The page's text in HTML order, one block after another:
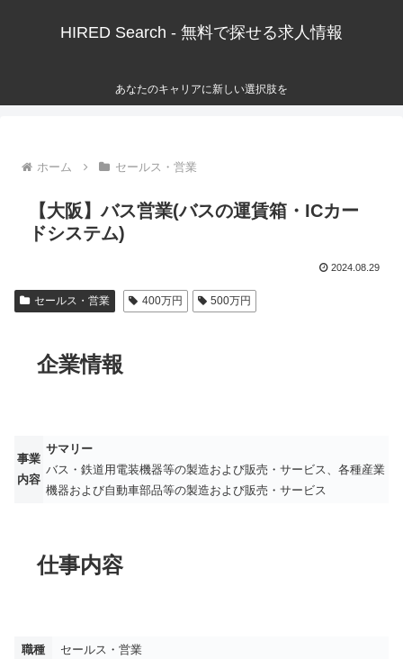
HIRED Search - 無料で探せる求人情報
あなたのキャリアに新しい選択肢を
ホーム セールス・営業
【大阪】バス営業(バスの運賃箱・ICカー
ドシステム)
2024.08.29
セールス・営業 400万円 500万円
企業情報
事業
内容
サマリー
バス・鉄道用電装機器等の製造および販売・サービス、各種産業
機器および自動車部品等の製造および販売・サービス
仕事内容
職種
セールス・営業